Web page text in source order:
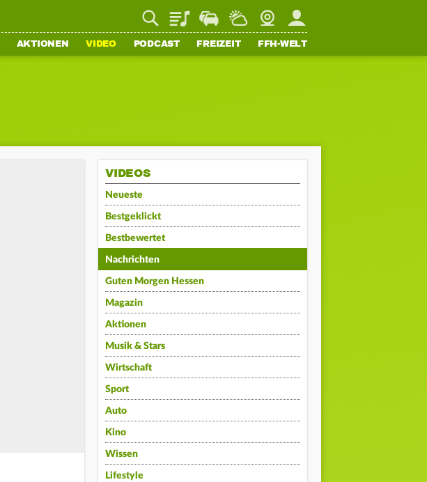
PlaylistStaupilotWetterWebcamMein FFH
AKTIONEN VIDEO PODCAST FREIZEIT FFH-WELT
VIDEOS
Neueste
Bestgeklickt
Bestbewertet
Nachrichten
Guten Morgen Hessen
Magazin
Aktionen
Musik & Stars
Wirtschaft
Sport
Auto
Kino
Wissen
Lifestyle